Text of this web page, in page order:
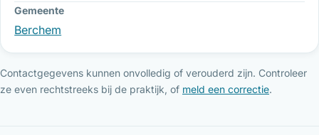
Gemeente
Berchem
Contactgegevens kunnen onvolledig of verouderd zijn. Controleer
ze even rechtstreeks bij de praktijk, of meld een correctie.